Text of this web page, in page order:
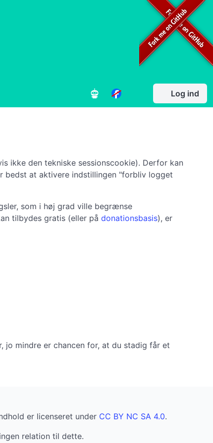
Log ind
ikke den tekniske sessionscookie). Derfor kan
bedst at aktivere indstillingen "forbliv logget
som i høj grad ville begrænse
tilbydes gratis (eller på donationsbasis), er
jo mindre er chancen for, at du stadig får et
er licenseret under CC BY NC SA 4.0.
relation til dette.